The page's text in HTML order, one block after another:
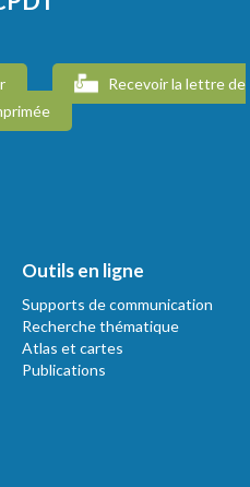
Recevoir la lettre de
Outils en ligne
Supports de communication
Recherche thématique
Atlas et cartes
Publications